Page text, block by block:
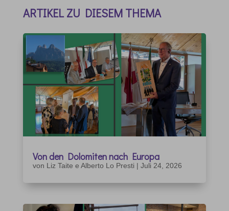
ARTIKEL ZU DIESEM THEMA
Von den Dolomiten nach Europa
von Liz Taite e Alberto Lo Presti | Juli 24, 2026